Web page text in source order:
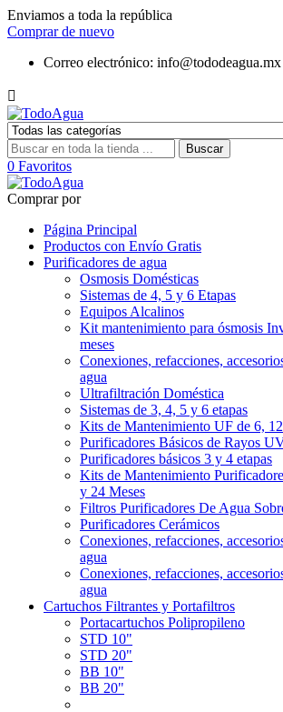
Enviamos a toda la república
Comprar de nuevo
Correo electrónico: info@tododeagua.mx

Buscar
0 Favoritos
Comprar por
Página Principal
Productos con Envío Gratis
Purificadores de agua
Osmosis Domésticas
Sistemas de 4, 5 y 6 Etapas
Equipos Alcalinos
Kit mantenimiento para ósmosis
meses
Conexiones, refacciones,
agua
Ultrafiltración Doméstica
Sistemas de 3, 4, 5 y 6 etapas
Kits de Mantenimiento UF de 6,
Purificadores Básicos de Rayos
Purificadores básicos 3 y 4 etapas
Kits de Mantenimiento
y 24 Meses
Filtros Purificadores De Agua
Purificadores Cerámicos
Conexiones, refacciones,
agua
Conexiones, refacciones,
agua
Cartuchos Filtrantes y Portafiltros
Portacartuchos Polipropileno
STD 10"
STD 20"
BB 10"
BB 20"